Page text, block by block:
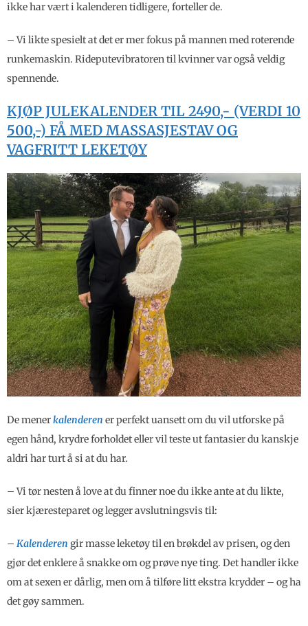
ikke har vært i kalenderen tidligere, forteller de.
– Vi likte spesielt at det er mer fokus på mannen med roterende
runkemaskin. Rideputevibratoren til kvinner var også veldig
spennende.
KJØP JULEKALENDER TIL 2490,- (VERDI 10
500,-) FÅ MED MASSASJESTAV OG
VAGFRITT LEKETØY
De menerkalenderen er perfekt uansett om du vil utforske på
egen hånd, krydre forholdet eller vil teste ut fantasier du kanskje
aldri har turt å si at du har.
– Vi tør nesten å love at du finner noe du ikke ante at du likte,
sier kjæresteparet og legger avslutningsvis til:
– Kalenderen gir masse leketøy til en brøkdel av prisen, og den
gjør det enklere å snakke om og prøve nye ting. Det handler ikke
om at sexen er dårlig, men om å tilføre litt ekstra krydder – og ha
det gøy sammen.